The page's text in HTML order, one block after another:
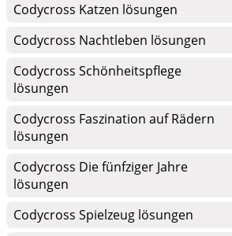
Codycross Katzen lösungen
Codycross Nachtleben lösungen
Codycross Schönheitspflege
lösungen
Codycross Faszination auf Rädern
lösungen
Codycross Die fünfziger Jahre
lösungen
Codycross Spielzeug lösungen